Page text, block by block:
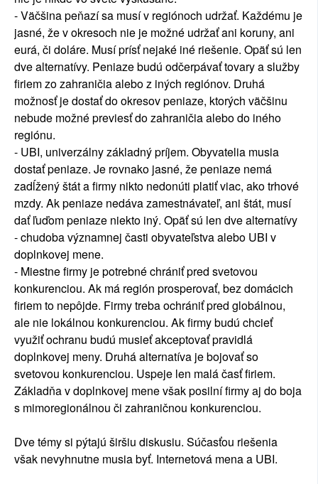
- Väčšina peňazí sa musí v regiónoch udržať. Každému je
jasné, že v okresoch nie je možné udržať ani koruny, ani
eurá, či doláre. Musí prísť nejaké iné riešenie. Opäť sú len
dve alternatívy. Peniaze budú odčerpávať tovary a služby
firiem zo zahraničia alebo z iných regiónov. Druhá
možnosť je dostať do okresov peniaze, ktorých väčšinu
nebude možné previesť do zahraničia alebo do iného
regiónu.
- UBI, univerzálny základný príjem. Obyvatelia musia
dostať peniaze. Je rovnako jasné, že peniaze nemá
zadĺžený štát a firmy nikto nedonúti platiť viac, ako trhové
mzdy. Ak peniaze nedáva zamestnávateľ, ani štát, musí
dať ľuďom peniaze niekto iný. Opäť sú len dve alternatívy
- chudoba významnej časti obyvateľstva alebo UBI v
doplnkovej mene.
- Miestne firmy je potrebné chrániť pred svetovou
konkurenciou. Ak má región prosperovať, bez domácich
firiem to nepôjde. Firmy treba ochrániť pred globálnou,
ale nie lokálnou konkurenciou. Ak firmy budú chcieť
využiť ochranu budú musieť akceptovať pravidlá
doplnkovej meny. Druhá alternatíva je bojovať so
svetovou konkurenciou. Uspeje len malá časť firiem.
Základňa v doplnkovej mene však posilní firmy aj do boja
s mimoregionálnou či zahraničnou konkurenciou.
Dve témy si pýtajú širšiu diskusiu. Súčasťou riešenia
však nevyhnutne musia byť. Internetová mena a UBI.